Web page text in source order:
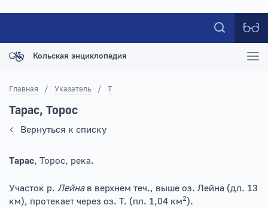
Кольская энциклопедия
Главная / Указатель / Т
Тарас, Торос
Вернуться к списку
Тарас, Торос, река.
Участок р. Лейна в верхнем теч., выше оз. Лейна (дл. 13
км), протекает через оз. Т. (пл. 1,04 км2).